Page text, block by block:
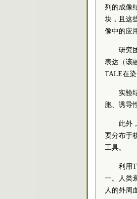
列的成像
块，且这
像中的应
研究
表达（该
TALE在染
实验
胞、诱导
此外
要分布于
工具。
利用
一。人类
人的外周